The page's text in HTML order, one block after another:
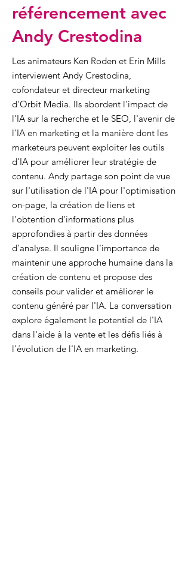
référencement avec
Andy Crestodina
Les animateurs Ken Roden et Erin Mills
interviewent Andy Crestodina,
cofondateur et directeur marketing
d'Orbit Media. Ils abordent l'impact de
l'IA sur la recherche et le SEO, l'avenir de
l'IA en marketing et la manière dont les
marketeurs peuvent exploiter les outils
d'IA pour améliorer leur stratégie de
contenu. Andy partage son point de vue
sur l'utilisation de l'IA pour l'optimisation
on-page, la création de liens et
l'obtention d'informations plus
approfondies à partir des données
d'analyse. Il souligne l'importance de
maintenir une approche humaine dans la
création de contenu et propose des
conseils pour valider et améliorer le
contenu généré par l'IA. La conversation
explore également le potentiel de l'IA
dans l'aide à la vente et les défis liés à
l'évolution de l'IA en marketing.